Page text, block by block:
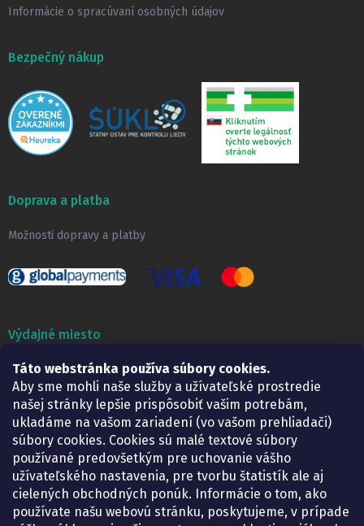
Táto webstránka používa súbory cookies.
Aby sme mohli naše služby a užívateľské prostredie
našej stránky lepšie prispôsobiť vašim potrebám,
ukladáme na vašom zariadení (vo vašom prehliadači)
súbory cookies. Cookies sú malé textové súbory
používané predovšetkým pre uchovanie vášho
užívateľského nastavenia, pre tvorbu štatistík ale aj
cielených obchodných ponúk. Informácie o tom, ako
používate našu webovú stránku, poskytujeme, v prípade
Informácie o spracúvaní osobných údajov
Bezpečný nákup
Doprava a platba
Možnosti dopravy a platby
Výdajné miesto
Lekáreň ADONAI
Košice – Smetanova 2
Pondelok:
07.30 – 15.30 h.
Utorok:
07.30 – 16.00 h.
Streda:
07.30 – 16.00 h.
Štvrtok:
07.30 – 15.30 h.
Piatok:
07.30 – 15.30 h.
KONTAKT